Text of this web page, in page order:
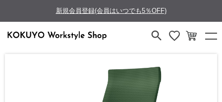
新規会員登録(会員はいつでも5％OFF)